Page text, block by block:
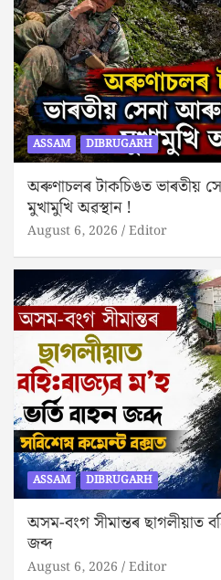
ASSAM DIBRUGARH
অৰুণাচলৰ টাকচিঙত ভাৰতীয়
মুখামুখি অৱস্থান !
August 6, 2026 Editor
ASSAM DIBRUGARH
অসম-বংগ সীমান্তৰ ছাগলীয়াত
জব্দ
August 6, 2026 Editor